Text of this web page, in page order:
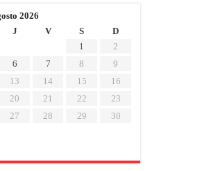
2026
J V S
D
1
2
6 7 8
9
13 14 15
16
20 21 22
23
27 28 29
30